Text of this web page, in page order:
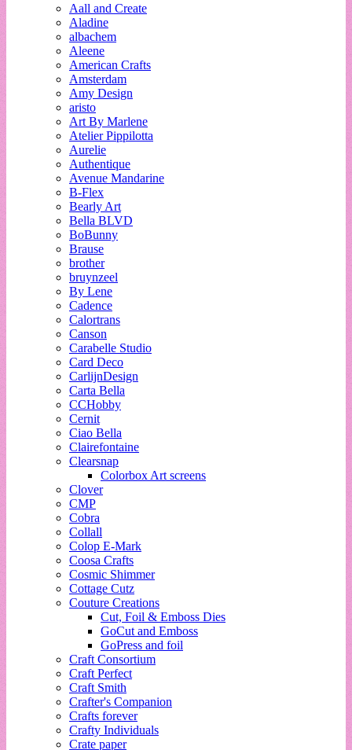
Aall and Create
Aladine
albachem
Aleene
American Crafts
Amsterdam
Amy Design
aristo
Art By Marlene
Atelier Pippilotta
Aurelie
Authentique
Avenue Mandarine
B-Flex
Bearly Art
Bella BLVD
BoBunny
Brause
brother
bruynzeel
By Lene
Cadence
Calortrans
Canson
Carabelle Studio
Card Deco
CarlijnDesign
Carta Bella
CCHobby
Cernit
Ciao Bella
Clairefontaine
Clearsnap
Colorbox Art screens
Clover
CMP
Cobra
Collall
Colop E-Mark
Coosa Crafts
Cosmic Shimmer
Cottage Cutz
Couture Creations
Cut, Foil & Emboss Dies
GoCut and Emboss
GoPress and foil
Craft Consortium
Craft Perfect
Craft Smith
Crafter's Companion
Crafts forever
Crafty Individuals
Crate paper